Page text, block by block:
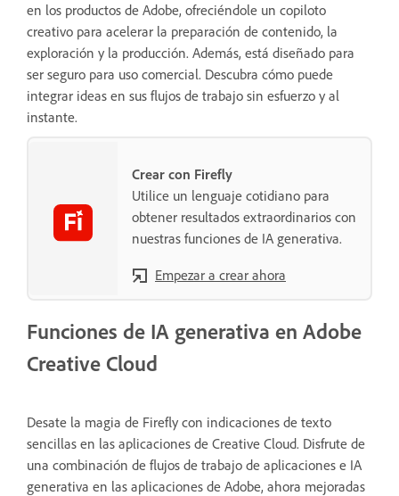
en los productos de Adobe, ofreciéndole un copiloto
creativo para acelerar la preparación de contenido, la
exploración y la producción. Además, está diseñado para
ser seguro para uso comercial. Descubra cómo puede
integrar ideas en sus flujos de trabajo sin esfuerzo y al
instante.
Crear con Firefly
Utilice un lenguaje cotidiano para
obtener resultados extraordinarios con
nuestras funciones de IA generativa.
Empezar a crear ahora
Funciones de IA generativa en Adobe
Creative Cloud
Desate la magia de Firefly con indicaciones de texto
sencillas en las aplicaciones de Creative Cloud. Disfrute de
una combinación de flujos de trabajo de aplicaciones e IA
generativa en las aplicaciones de Adobe, ahora mejoradas